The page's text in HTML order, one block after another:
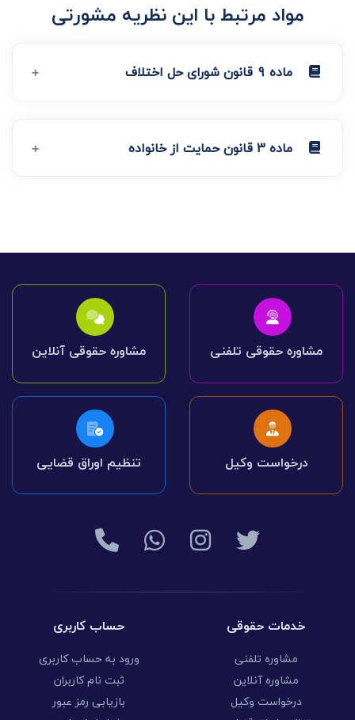
مواد مرتبط با این نظریه مشورتی
ماده 9 قانون شورای حل اختلاف
ماده 3 قانون حمایت از خانواده
مشاوره حقوقی تلفنی مشاوره حقوقی آنلاین
درخواست وکیل تنظیم اوراق قضایی
خدمات حقوقی
مشاوره تلفنی
مشاوره آنلاین
درخواست وکیل
حساب کاربری
ورود به حساب کاربری
ثبت نام کاربران
بازیابی رمز عبور